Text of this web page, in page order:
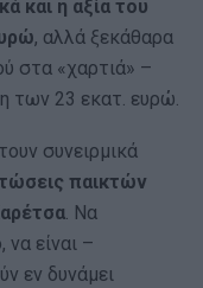
και η αξία του
, αλλά ξεκάθαρα
στα «χαρτιά» –
των 23 εκατ. ευρώ.
συνειρμικά
παικτών
. Να
είναι –
εν δυνάμει